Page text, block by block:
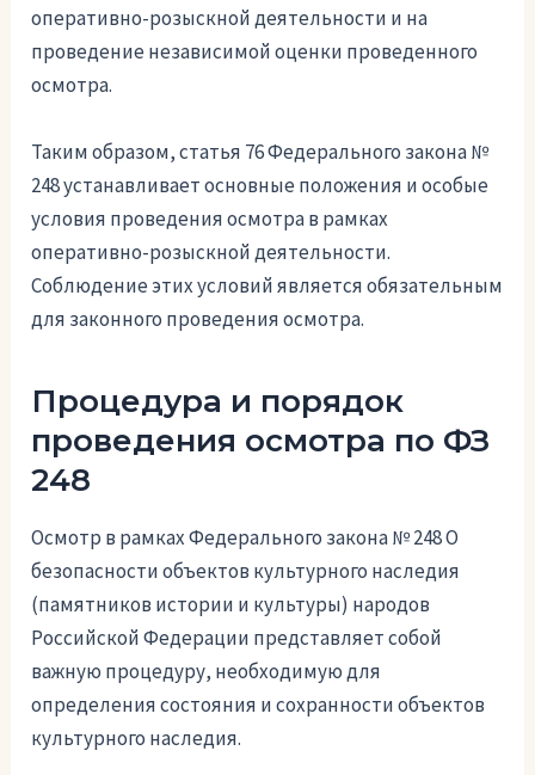
оперативно-розыскной деятельности и на
проведение независимой оценки проведенного
осмотра.
Таким образом, статья 76 Федерального закона №
248 устанавливает основные положения и особые
условия проведения осмотра в рамках
оперативно-розыскной деятельности.
Соблюдение этих условий является обязательным
для законного проведения осмотра.
Процедура и порядок
проведения осмотра по ФЗ
248
Осмотр в рамках Федерального закона № 248 О
безопасности объектов культурного наследия
(памятников истории и культуры) народов
Российской Федерации представляет собой
важную процедуру, необходимую для
определения состояния и сохранности объектов
культурного наследия.